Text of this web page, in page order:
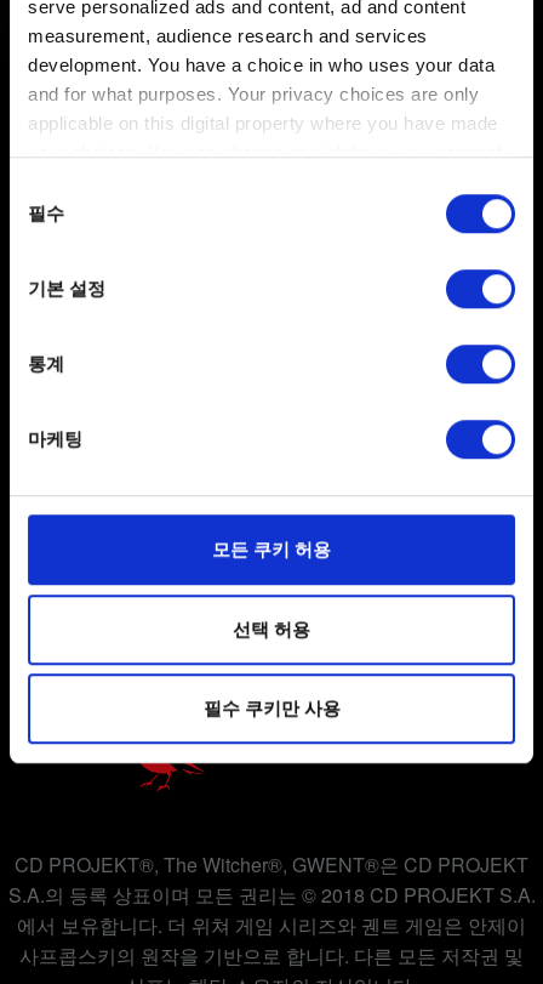
serve personalized ads and content, ad and content
measurement, audience research and services
development. You have a choice in who uses your data
and for what purposes. Your privacy choices are only
applicable on this digital property where you have made
your choices. You can change or withdraw your consent
the Privacy trigger icon.
Collect information about your geographical
Identify your device by actively scanning it for
Find out more about how your personal data is processed
일부 쿠키는 웹 사이트를 정상적으로 이용하기 위해
관련 기술적 피드백을 제공하여 사용자의 웹사이트 이용
환경을 개선하기 위해 사용됩니다. 예를 들어, 소셜
파악하기 위해 쿠키의 일부를 저희 파트너와 공유할 수도
있습니다. 물론, 이처럼 선택적으로 쿠키를 사용할
경우에는 사용자의 동의를 구할 것입니다.
선택
필수
기본 설정
통계
마케팅
모든 쿠키 허용
선택 허용
필수 쿠키만 사용
까지 서버 점검으로 인해 궨트를 이용하실 수 없습니다.
사용자 약관 동의
개인 정보 정책
CD PROJEKT®, The Witcher®, GWENT®은 CD PROJEKT
S.A.의 등록 상표이며 모든 권리는 © 2018 CD PROJEKT S.A.
에서 보유합니다. 더 위쳐 게임 시리즈와 궨트 게임은 안제이
사프콥스키의 원작을 기반으로 합니다. 다른 모든 저작권 및